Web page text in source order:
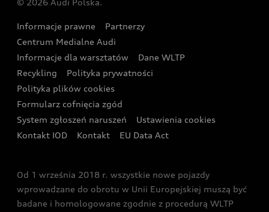
Wyszukaj najbliższego Partnera Audi
Oferta dla przedsiębiorców
Oferta dla klientów prywatnych
Kalkulator rat
Ubezpieczenie
Audi exclusive
Zasięg
Gwarancja
Akcje serwisowe Audi
Katalog online akcesoriów
Audi i Muzeum Sztuki Nowoczesnej w Warszawie
Audi driving experience
Audi quattro Cup
Audi i Puchar Świata w Skokach Narciarskich w
Zakopanem
© 2026 Audi Polska.
Informacje prawne
Partnerzy
Centrum Medialne Audi
Informacje dla warsztatów
Dane WLTP
Recykling
Polityka prywatności
Polityka plików cookies
Formularz cofnięcia zgód
System zgłoszeń naruszeń
Ustawienia cookies
Kontakt IOD
Kontakt EU Data Act
Od 1 września 2018 r. wszystkie nowe pojazdy
wprowadzane do obrotu w Unii Europejskiej muszą być
badane i homologowane zgodnie z procedurą WLTP